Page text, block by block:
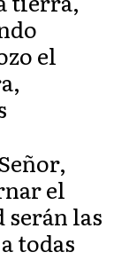
el
el
las
todas